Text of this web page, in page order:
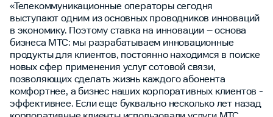
«Телекоммуникационные операторы сегодня
выступают одним из основных проводников инноваций
в экономику. Поэтому ставка на инновации – основа
бизнеса МТС: мы разрабатываем инновационные
продукты для клиентов, постоянно находимся в поиске
новых сфер применения услуг сотовой связи,
позволяющих сделать жизнь каждого абонента
комфортнее, а бизнес наших корпоративных клиентов -
эффективнее. Если еще буквально несколько лет назад